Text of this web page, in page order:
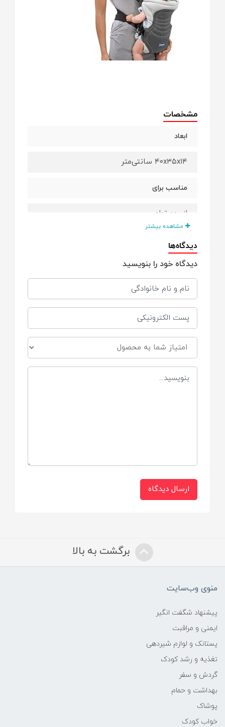
مشخصات
ابعاد
۴۰x۳۵x۱۴ سانتی‌متر
مناسب برای
از بدو تولد
جنس
برزنت
پارچه
نگهدارنده و متصل‌کننده
بند قابل تنظیم
مشاهده بیشتر
دیدگاه‌ها
دیدگاه خود را بنویسید
ارسال دیدگاه
برگشت به بالا
منوی وب‌سایت
پیشنهاد شگفت انگیر
ایمنی و مراقبت
پستانک و لوازم شیردهی
تغذیه و رشد کودک
گردش و سفر
بهداشت و حمام
پوشاک
خواب کودک